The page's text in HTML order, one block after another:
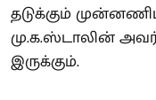
தடுக்கும்
மு.க.ஸ்டாலின்
இருக்கும்.